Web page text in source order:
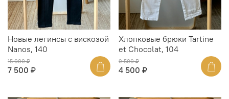
Новые легинсы с вискозой
Nanos, 140
15 000 ₽
7 500 ₽
Хлопковые брюки Tartine
et Chocolat, 104
9 500 ₽
4 500 ₽